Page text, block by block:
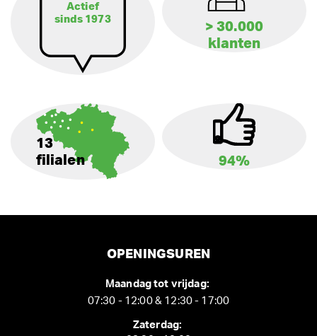
Actief
sinds 1973
> 30.000
klanten
13
filialen
94%
OPENINGSUREN
Maandag tot vrijdag:
07:30 - 12:00 & 12:30 - 17:00
Zaterdag: